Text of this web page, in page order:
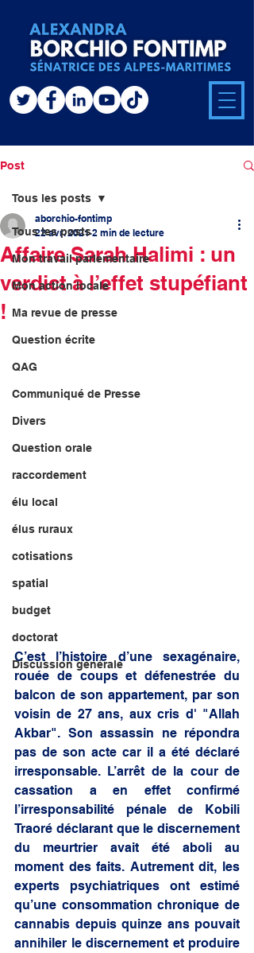
Post
Tous les posts
Mon travail parlementaire
Mon action locale
Ma revue de presse
Question écrite
QAG
Communiqué de Presse
Divers
Question orale
raccordement
élu local
élus ruraux
cotisations
spatial
budget
doctorat
Discussion générale
Tous les posts
Affaire Sarah Halimi : un
verdict à l’effet stupéfiant
!
aborchio-fontimp
22 avr. 2021 2 min de lecture
C’est l’histoire d’une sexagénaire,
rouée de coups et défenestrée du
balcon de son appartement, par son
voisin de 27 ans, aux cris d' "Allah
Akbar". Son assassin ne répondra
pas de son acte car il a été déclaré
irresponsable. L’arrêt de la cour de
cassation a en effet confirmé
l’irresponsabilité pénale de Kobili
Traoré déclarant que le discernement
du meurtrier avait été aboli au
moment des faits. Autrement dit, les
experts psychiatriques ont estimé
qu’une consommation chronique de
cannabis depuis quinze ans pouvait
annihiler le discernement et produire